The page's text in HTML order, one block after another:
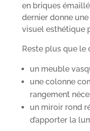
en briques
dernier donne
visuel esthétique
Reste plus que le
un meuble
une colonne
rangement
un miroir rond
d’apporter la